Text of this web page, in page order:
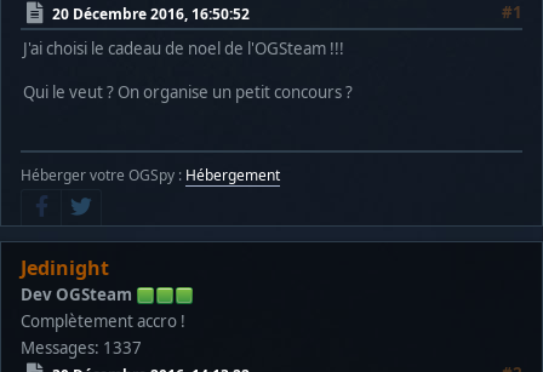
20 Décembre 2016, 16:50:52
#1
J'ai choisi le cadeau de noel de l'OGSteam !!!
Qui le veut ? On organise un petit concours ?
Héberger votre OGSpy : Hébergement
Jedinight
Dev OGSteam
Complètement accro !
Messages: 1337